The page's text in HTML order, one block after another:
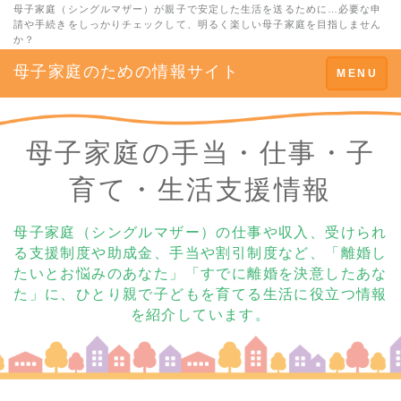
母子家庭（シングルマザー）が親子で安定した生活を送るために…必要な申
請や手続きをしっかりチェックして、明るく楽しい母子家庭を目指しません
か？
Toggle
navigation
MENU
母子家庭のための情報サイト
母子家庭の手当・仕事・子
育て・生活支援情報
母子家庭（シングルマザー）の仕事や収入、受けられ
る支援制度や助成金、手当や割引制度など、「離婚し
たいとお悩みのあなた」「すでに離婚を決意したあな
た」に、ひとり親で子どもを育てる生活に役立つ情報
を紹介しています。